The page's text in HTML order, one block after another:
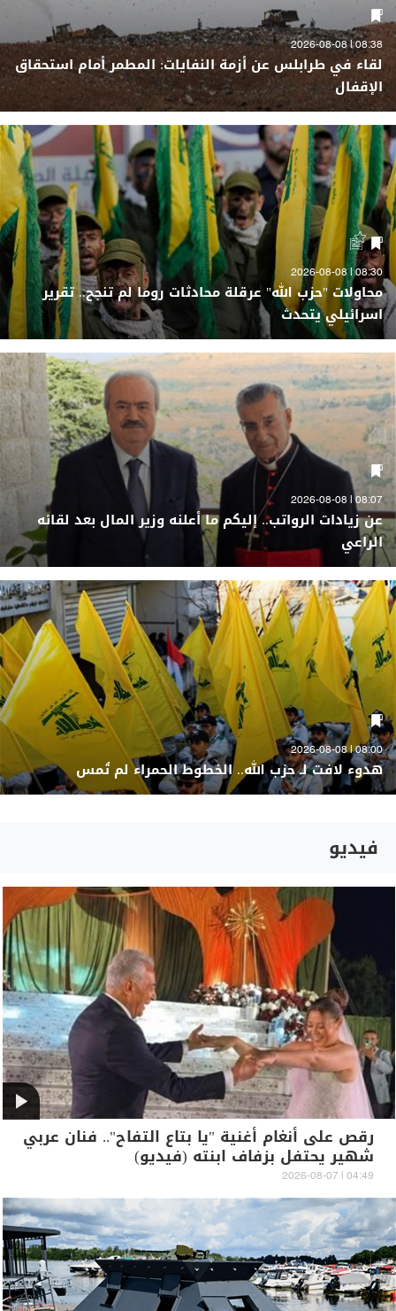
08:38 | 2026-08-08
لقاء في طرابلس عن أزمة النفايات: المطمر أمام استحقاق
الإقفال
08:30 | 2026-08-08
محاولات "حزب الله" عرقلة محادثات روما لم تنجح.. تقرير
اسرائيلي يتحدث
08:07 | 2026-08-08
عن زيادات الرواتب.. إليكم ما أعلنه وزير المال بعد لقائه
الراعي
08:00 | 2026-08-08
هدوء لافت لـ حزب الله.. الخطوط الحمراء لم تُمس
فيديو
رقص على أنغام أغنية "يا بتاع التفاح".. فنان عربي
شهير يحتفل بزفاف ابنته (فيديو)
04:49 | 2026-08-07